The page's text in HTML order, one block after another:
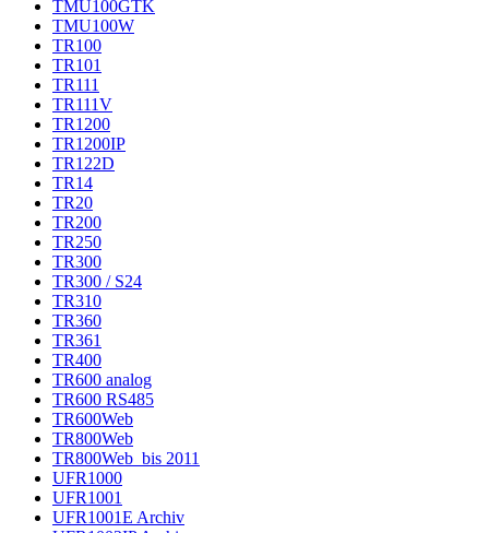
TMU100GTK
TMU100W
TR100
TR101
TR111
TR111V
TR1200
TR1200IP
TR122D
TR14
TR20
TR200
TR250
TR300
TR300 / S24
TR310
TR360
TR361
TR400
TR600 analog
TR600 RS485
TR600Web
TR800Web
TR800Web_bis 2011
UFR1000
UFR1001
UFR1001E Archiv